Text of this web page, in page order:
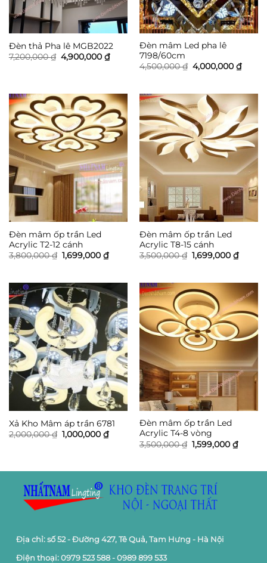
Đèn thả Pha lê MGB2022
7,200,000₫ Giá
gốc
4,900,000 ₫Giá
hiện
Đèn mâm Led pha lê
7198/60cm
4,500,000₫ Giá
gốc
4,000,000 ₫Giá
hiện
Đèn mâm ốp trần Led
Acrylic T2-12 cánh
3,800,000₫ Giá
gốc
1,699,000 ₫Giá
hiện
1,699,000 ₫.
Đèn mâm ốp trần Led
Acrylic T8-15 cánh
3,500,000₫ Giá
gốc
1,699,000 ₫Giá
hiện
Xả Kho Mâm áp trần 6781
2,000,000₫ Giá
gốc
1,000,000 ₫Giá
hiện
Đèn mâm ốp trần Led
Acrylic T4-8 vòng
3,500,000₫ Giá
gốc
1,599,000 ₫Giá
hiện
Địa chỉ: số 52 - Đường 427, Tê Quả, Tam Hưng - Hà Nội
Điện thoại: 0979 523 588 - 0989 899 533